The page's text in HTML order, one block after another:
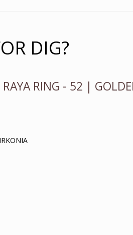
DIG?
RAYA RING - 52 |